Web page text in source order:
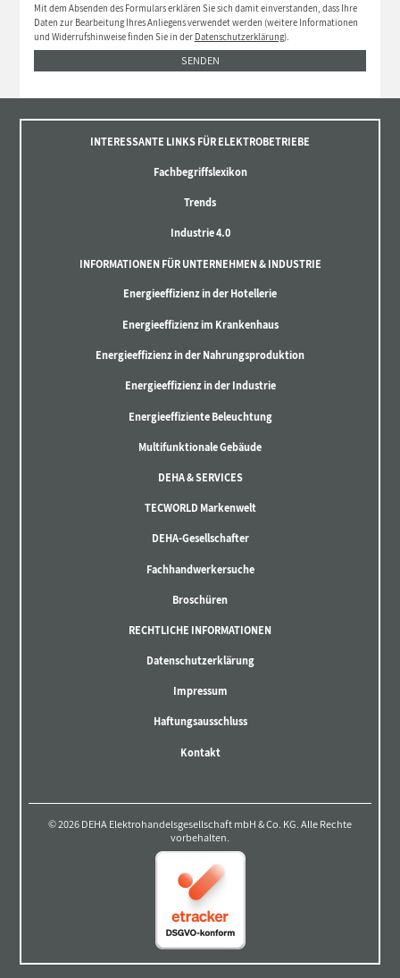
Mit dem Absenden des Formulars erklären Sie sich damit einverstanden, dass Ihre
Daten zur Bearbeitung Ihres Anliegens verwendet werden (weitere Informationen
und Widerrufshinweise finden Sie in der Datenschutzerklärung).
SENDEN
INTERESSANTE LINKS FÜR ELEKTROBETRIEBE
Fachbegriffslexikon
Trends
Industrie 4.0
INFORMATIONEN FÜR UNTERNEHMEN & INDUSTRIE
Energieeffizienz in der Hotellerie
Energieeffizienz im Krankenhaus
Energieeffizienz in der Nahrungsproduktion
Energieeffizienz in der Industrie
Energieeffiziente Beleuchtung
Multifunktionale Gebäude
DEHA & SERVICES
TECWORLD Markenwelt
DEHA-Gesellschafter
Fachhandwerkersuche
Broschüren
RECHTLICHE INFORMATIONEN
Datenschutzerklärung
Impressum
Haftungsausschluss
Kontakt
© 2026 DEHA Elektrohandelsgesellschaft mbH & Co. KG. Alle Rechte
vorbehalten.